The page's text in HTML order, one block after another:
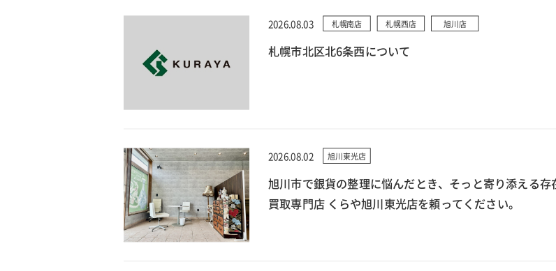
2026.08.03 札幌南店 札幌西店 旭川店
札幌市北区北6条西について
2026.08.02 旭川東光店
旭川市で銀貨の整理に悩んだとき、そっと寄り添える存
買取専門店 くらや旭川東光店を頼ってください。